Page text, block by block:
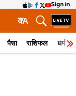
Sign in
A
क
पैसा राशिफल धर्म